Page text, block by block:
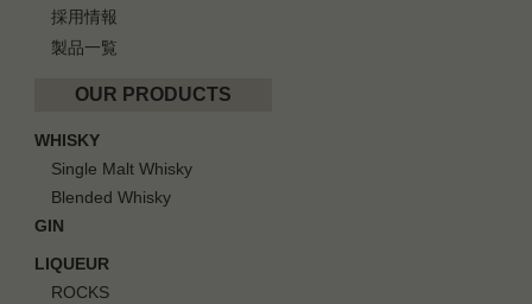
採用情報
製品一覧
OUR PRODUCTS
WHISKY
Single Malt Whisky
Blended Whisky
GIN
LIQUEUR
ROCKS